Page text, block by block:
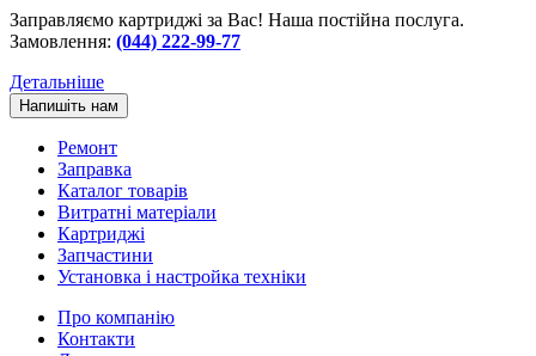
Заправляємо картриджі за Вас! Наша постійна послуга.
Замовлення: (044) 222-99-77
Детальніше
Напишіть нам
Ремонт
Заправка
Каталог товарів
Витратні матеріали
Картриджі
Запчастини
Установка і настройка техніки
Про компанію
Контакти